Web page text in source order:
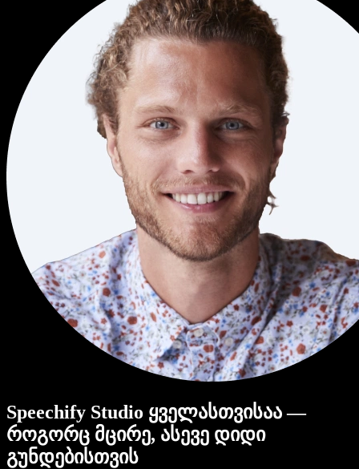
Speechify Studio ყველასთვისაა —
როგორც მცირე, ასევე დიდი
გუნდებისთვის